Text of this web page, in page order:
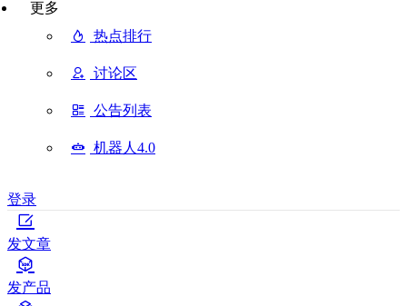
更多
热点排行
讨论区
公告列表
机器人4.0
登录
发文章
发产品